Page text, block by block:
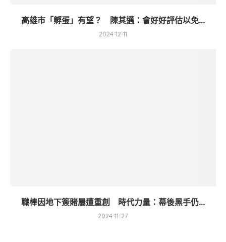
高雄市「孵蛋」有望？ 陳其邁：會好好評估以免...
2024-12-11
職棒因地下簽賭屢遭重創 時代力量：幕後黑手仍...
2024-11-27